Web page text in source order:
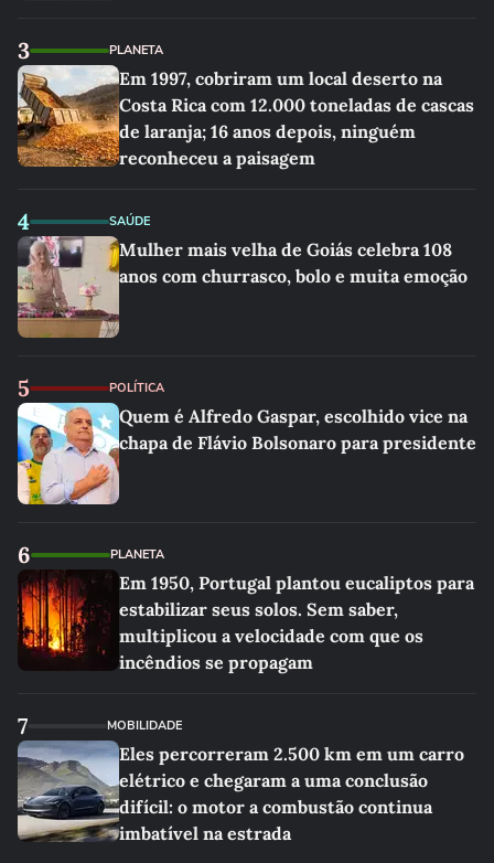
3 PLANETA
Em 1997, cobriram um local deserto na
Costa Rica com 12.000 toneladas de cascas
de laranja; 16 anos depois, ninguém
reconheceu a paisagem
4 SAÚDE
Mulher mais velha de Goiás celebra 108
anos com churrasco, bolo e muita emoção
5 POLÍTICA
Quem é Alfredo Gaspar, escolhido vice na
chapa de Flávio Bolsonaro para presidente
6 PLANETA
Em 1950, Portugal plantou eucaliptos para
estabilizar seus solos. Sem saber,
multiplicou a velocidade com que os
incêndios se propagam
7 MOBILIDADE
Eles percorreram 2.500 km em um carro
elétrico e chegaram a uma conclusão
difícil: o motor a combustão continua
imbatível na estrada